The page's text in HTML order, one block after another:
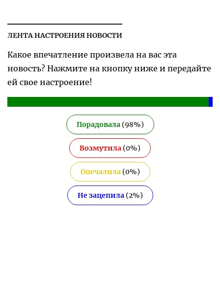
ЛЕНТА НАСТРОЕНИЯ НОВОСТИ
Какое впечатление произвела на вас эта
новость? Нажмите на кнопку ниже и передайте
ей свое настроение!
Порадовала(98%)
Возмутила (0%)
Опечалила(0%)
Не зацепила(2%)